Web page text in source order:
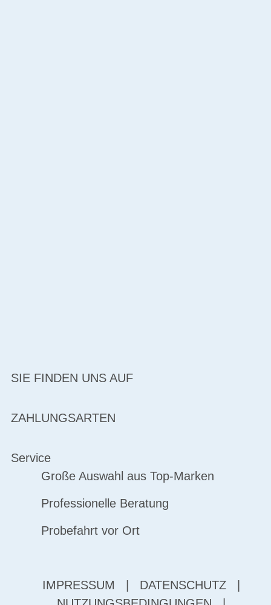
SIE FINDEN UNS AUF
ZAHLUNGSARTEN
Service
Große Auswahl aus Top-Marken
Professionelle Beratung
Probefahrt vor Ort
IMPRESSUM DATENSCHUTZ